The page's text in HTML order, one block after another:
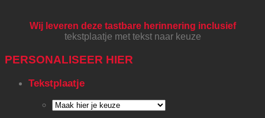
Wij leveren deze tastbare herinnering inclusief
tekstplaatje met tekst naar keuze
PERSONALISEER HIER
Tekstplaatje